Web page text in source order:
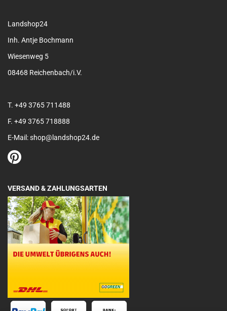
Landshop24
Inh. Antje Bochmann
Wiesenweg 5
08468 Reichenbach/i.V.
T. +49 3765 711488
F. +49 3765 718888
E-Mail: shop@landshop24.de
VERSAND & ZAHLUNGSARTEN